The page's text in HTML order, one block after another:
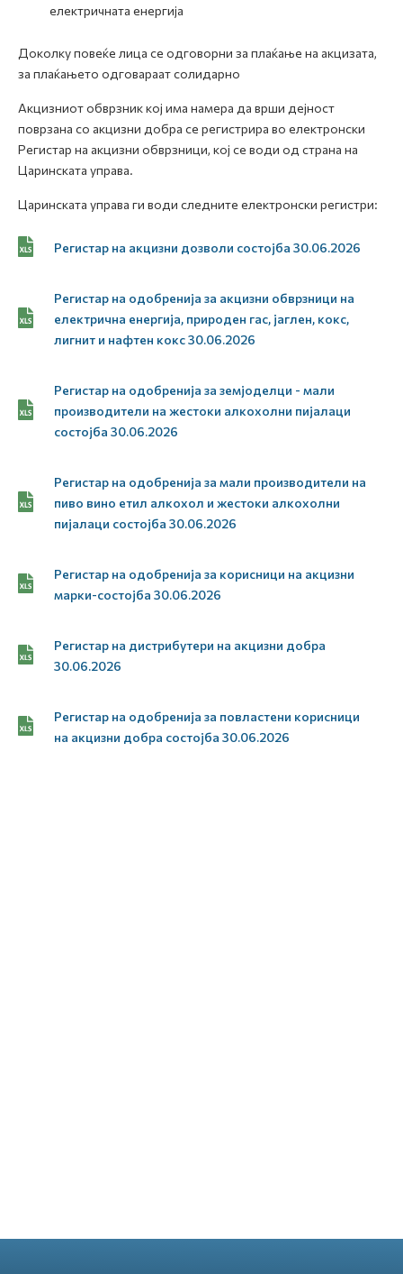
електричната енергија
Доколку повеќе лица се одговорни за плаќање на акцизата,
за плаќањето одговараат солидарно
Акцизниот обврзник кој има намера да врши дејност
поврзана со акцизни добра се регистрира во електронски
Регистар на акцизни обврзници, кој се води од страна на
Царинската управа.
Царинската управа ги води следните електронски регистри:
Регистар на акцизни дозволи состојба 30.06.2026
Регистар на одобренија за акцизни обврзници на
електрична енергија, природен гас, јаглен, кокс,
лигнит и нафтен кокс 30.06.2026
Регистар на одобренија за земјоделци - мали
производители на жестоки алкохолни пијалаци
состојба 30.06.2026
Регистар на одобренија за мали производители на
пиво вино етил алкохол и жестоки алкохолни
пијалаци состојба 30.06.2026
Регистар на одобренија за корисници на акцизни
марки-состојба 30.06.2026
Регистар на дистрибутери на акцизни добра
30.06.2026
Регистар на одобренија за повластени корисници
на акцизни добра состојба 30.06.2026